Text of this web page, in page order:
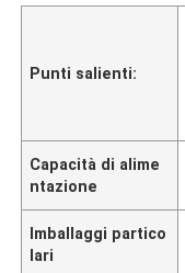
Punti salienti:
Capacità di alime
ntazione
Imballaggi partico
lari